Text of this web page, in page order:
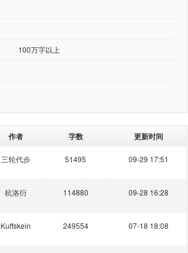
100万字以上
作者 字数 更新时间
三轮代步 51495 09-29 17:51
杭洛衍 114880 09-28 16:28
Kuffskein 249554 07-18 18:08